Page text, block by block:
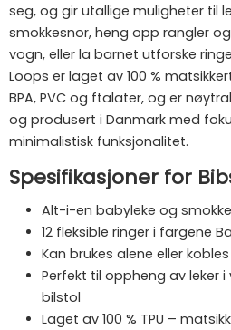
seg, og gir utallige muligheter til
smokkesnor, heng opp rangler
vogn, eller la barnet utforske
Loops er laget av 100 %
BPA, PVC og ftalater, og er
og produsert i Danmark med
minimalistisk funksjonalitet.
Spesifikasjoner for
Alt-i-en babyleke og
12 fleksible ringer i fargene
Kan brukes alene eller
Perfekt til oppheng av leker
bilstol
Laget av 100 % TPU –